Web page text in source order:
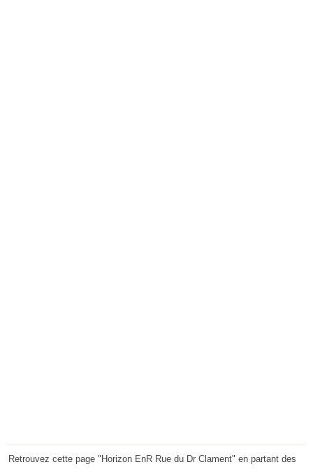
Retrouvez cette page "Horizon EnR Rue du Dr Clament" en partant des